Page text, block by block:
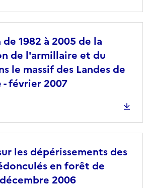
1982 à 2005 de la
de l'armillaire et du
le massif des Landes de
- février 2007
les dépérissements des
en forêt de
2006